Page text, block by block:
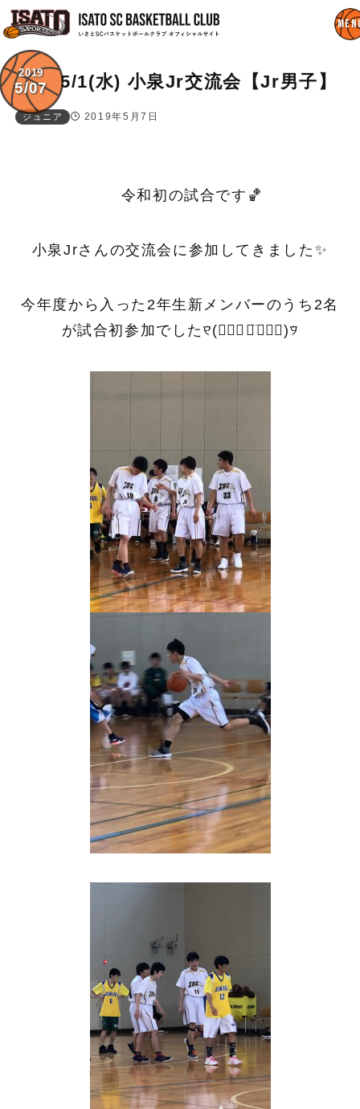
5/1(水) 小泉Jr交流会【Jr男子】
2019
5/07
ジュニア 2019年5月7日
令和初の試合です🏀
小泉Jrさんの交流会に参加してきました✨
今年度から入った2年生新メンバーのうち2名
が試合初参加でした୧⃛(๑⃙⃘◡̈︎๑⃙⃘)୨⃛